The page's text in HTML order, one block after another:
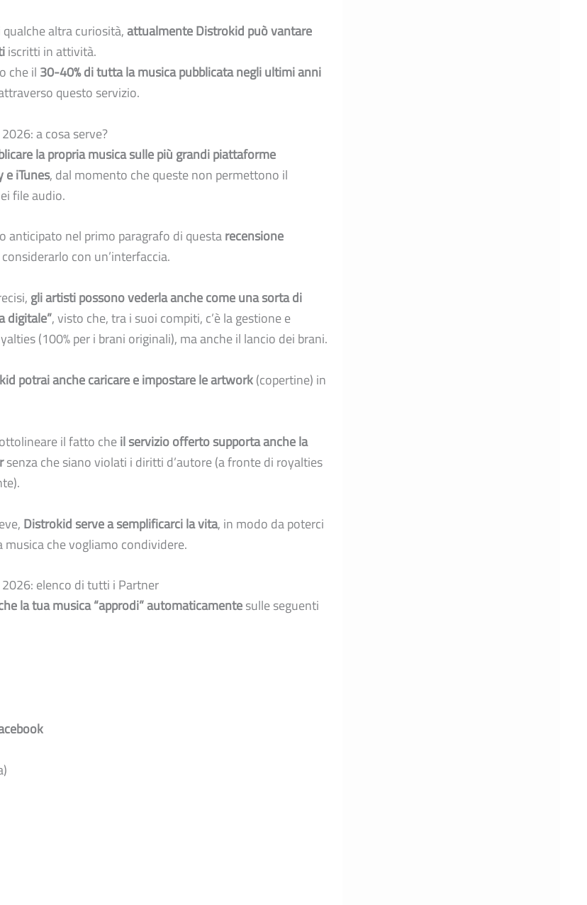
altra curiosità,attualmente Distrokid può vantare
iscritti in attività.
che il 30-40% di tutta la musica pubblicata negli ultimi anni
questo servizio.
a cosa serve?
la propria musica sulle più grandi piattaforme
iTunes, dal momento che queste non permettono il
file audio.
anticipato nel primo paragrafo di questarecensione
con un’interfaccia.
gli artisti possono vederla anche come una sorta di
digitale”, visto che, tra i suoi compiti, c’è la gestione e
(100% per i brani originali), ma anche il lancio dei brani.
potrai anche caricare e impostare le artwork(copertine) in
il fatto cheil servizio offerto supporta anche la
senza che siano violati i diritti d’autore (a fronte di royalties
Distrokid serve a semplificarci la vita, in modo da poterci
che vogliamo condividere.
elenco di tutti i Partner
la tua musica “approdi” automaticamentesulle seguenti